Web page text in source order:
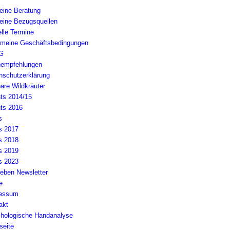
Beratung
Bezugsquellen
Termine
Geschäftsbedingungen
Wildkräuter
2014/15
2016
2017
2018
2019
2023
Newsletter
Handanalyse